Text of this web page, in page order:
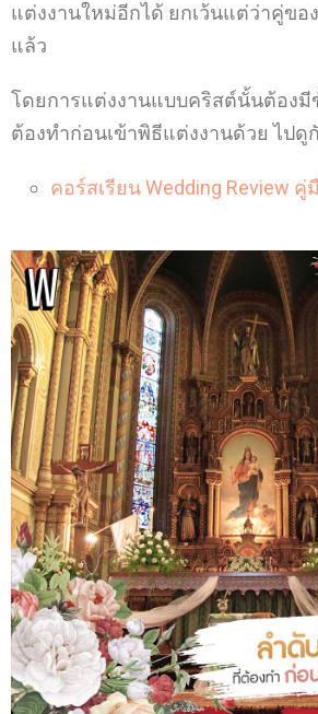
แต่งงานใหม่อีกได้ ยกเว้นแต่ว่าคู่ขอ
แล้ว
โดยการแต่งงานแบบคริสต์นั้นต้อง
ต้องทำก่อนเข้าพิธีแต่งงานด้วย ไปดู
คอร์สเรียน Wedding Review